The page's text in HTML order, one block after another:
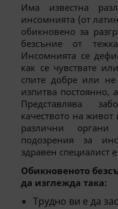
Има известна
инсомнията (от
обикновено за
безсъние от
Инсомнията се
как се чувствате
спите добре или не
изпитва постоянно,
Представлява
качеството на
различни
подозрения за
здравен специалист
Обикновеното
да изглежда така:
Трудно ви е да